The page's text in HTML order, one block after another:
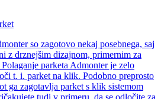
so zagotovo nekaj posebnega, saj
z drznejšim dizajnom, primernim za
parketa Admonter je zelo
t. i. parket na klik. Podobno preprosto
ga zagotavlja parket s klik sistemom
tudi v primeru, da se odločite za